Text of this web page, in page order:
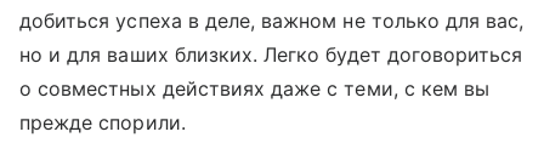
добиться успеха в деле, важном не только для вас,
но и для ваших близких. Легко будет договориться
о совместных действиях даже с теми, с кем вы
прежде спорили.